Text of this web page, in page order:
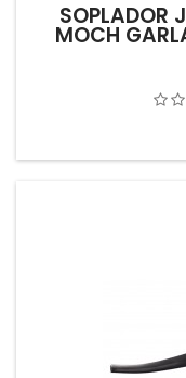
SOPLADOR
MOCH